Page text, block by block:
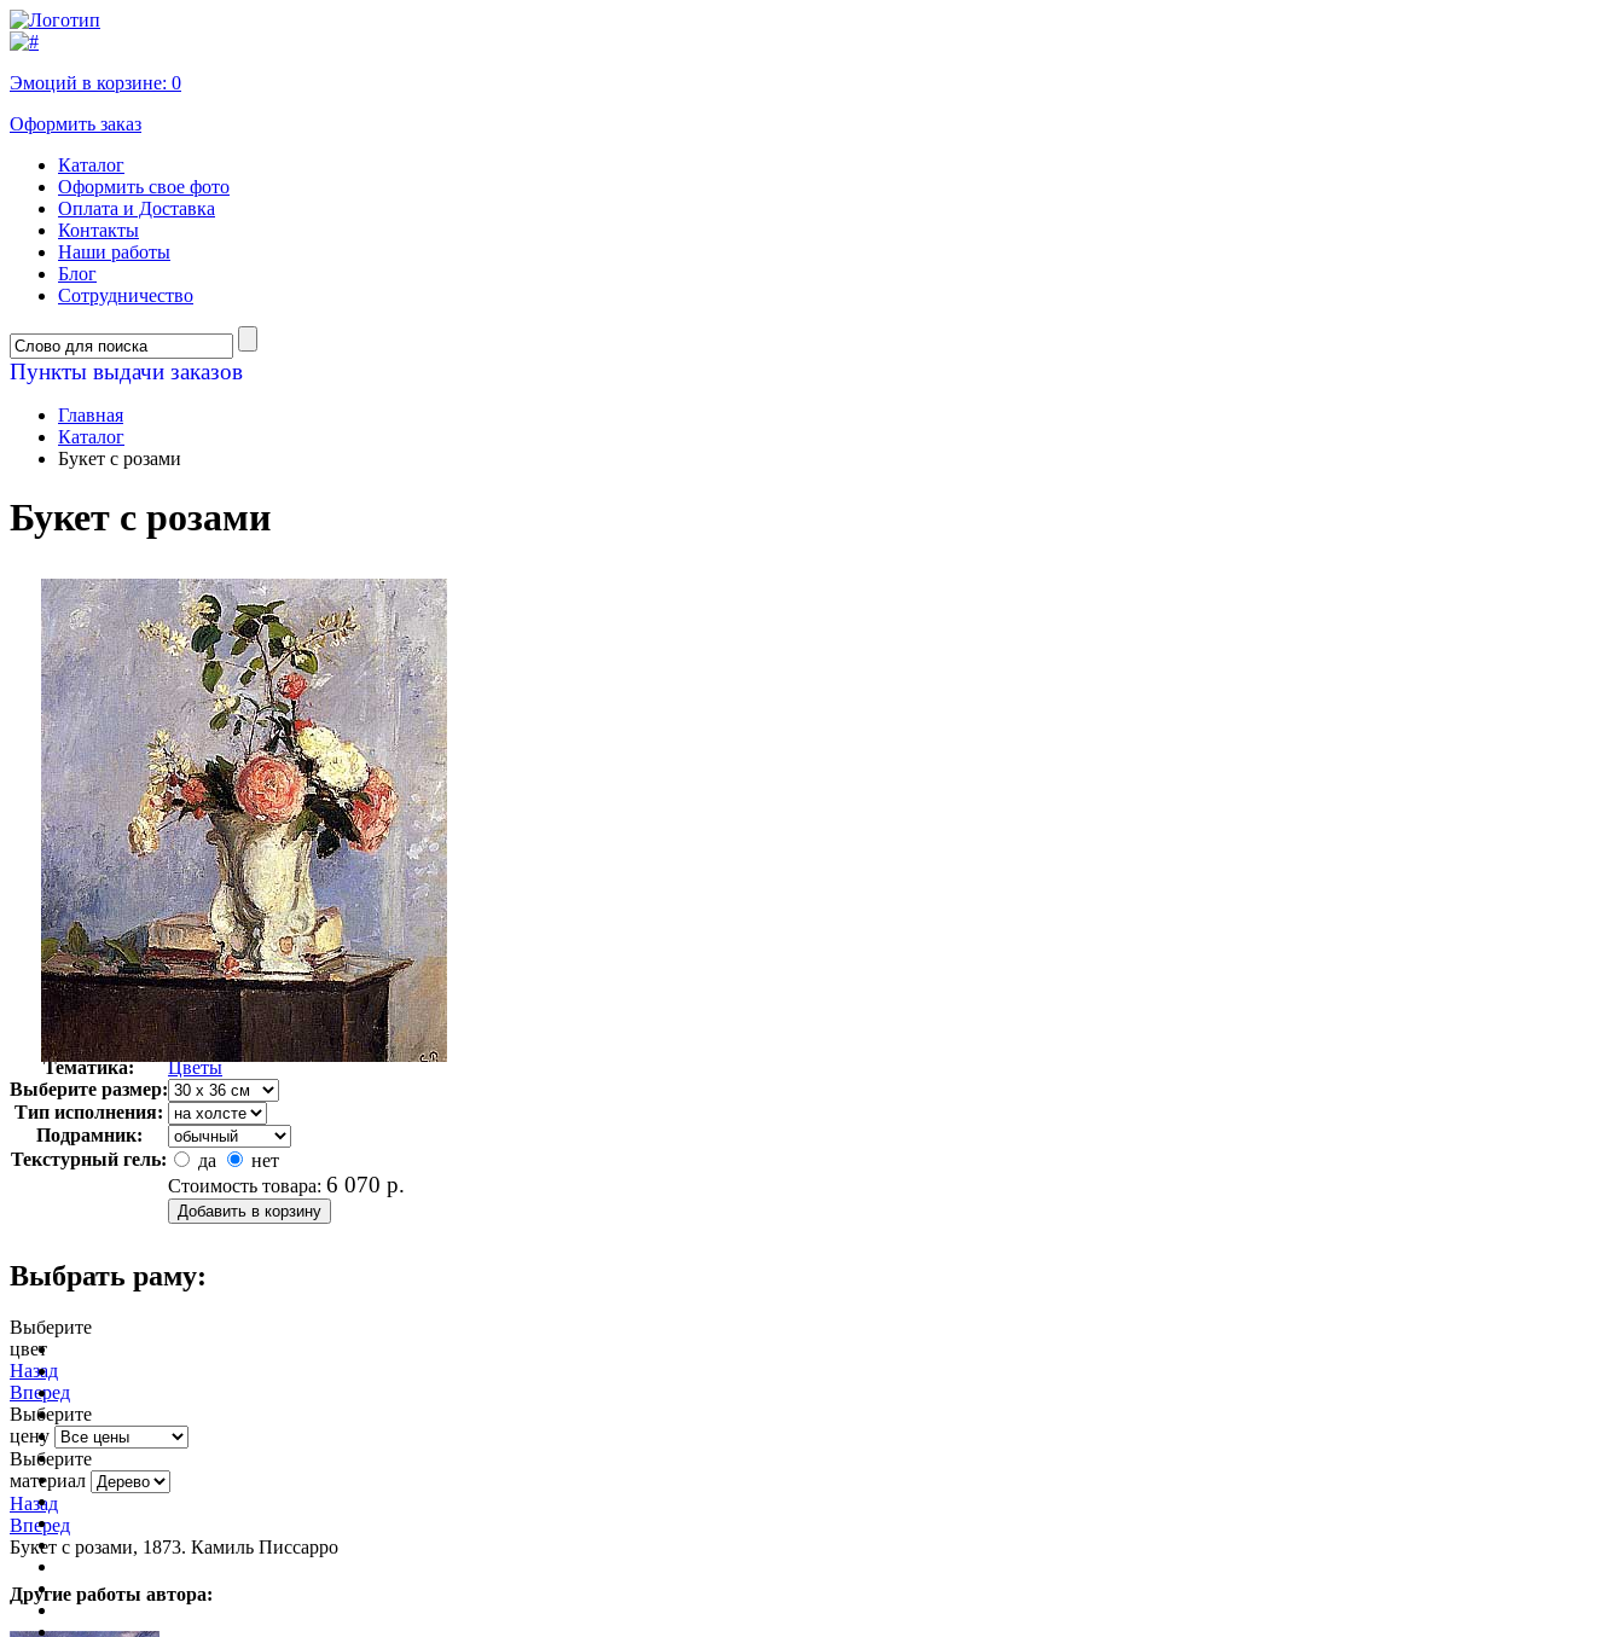
Эмоций в корзине: 0
Оформить заказ
Каталог
Оформить свое фото
Оплата и Доставка
Контакты
Наши работы
Блог
Сотрудничество
Пункты выдачи заказов
Главная
Каталог
Букет с розами
Букет с розами
Автор:
Писсарро Камиль
Арт-стиль
Импрессионизм
Тематика:
Цветы
Выберите размер:
Тип исполнения:
Подрамник:
Текстурный гель:
да
нет
Стоимость товара: 6 070 р.
Выбрать раму:
Выберите
цвет
Назад
Вперед
Выберите
цену
Выберите
материал
Назад
Вперед
Букет с розами, 1873. Камиль Писсарро
Другие работы автора: